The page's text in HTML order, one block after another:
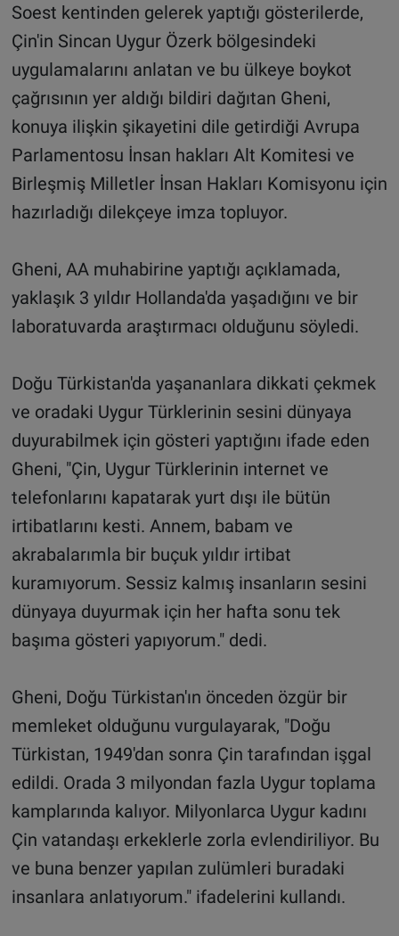
Soest kentinden gelerek yaptığı gösterilerde,
Çin'in Sincan Uygur Özerk bölgesindeki
uygulamalarını anlatan ve bu ülkeye boykot
çağrısının yer aldığı bildiri dağıtan Gheni,
konuya ilişkin şikayetini dile getirdiği Avrupa
Parlamentosu İnsan hakları Alt Komitesi ve
Birleşmiş Milletler İnsan Hakları Komisyonu için
hazırladığı dilekçeye imza topluyor.
Gheni, AA muhabirine yaptığı açıklamada,
yaklaşık 3 yıldır Hollanda'da yaşadığını ve bir
laboratuvarda araştırmacı olduğunu söyledi.
Doğu Türkistan'da yaşananlara dikkati çekmek
ve oradaki Uygur Türklerinin sesini dünyaya
duyurabilmek için gösteri yaptığını ifade eden
Gheni, "Çin, Uygur Türklerinin internet ve
telefonlarını kapatarak yurt dışı ile bütün
irtibatlarını kesti. Annem, babam ve
akrabalarımla bir buçuk yıldır irtibat
kuramıyorum. Sessiz kalmış insanların sesini
dünyaya duyurmak için her hafta sonu tek
başıma gösteri yapıyorum." dedi.
Gheni, Doğu Türkistan'ın önceden özgür bir
memleket olduğunu vurgulayarak, "Doğu
Türkistan, 1949'dan sonra Çin tarafından işgal
edildi. Orada 3 milyondan fazla Uygur toplama
kamplarında kalıyor. Milyonlarca Uygur kadını
Çin vatandaşı erkeklerle zorla evlendiriliyor. Bu
ve buna benzer yapılan zulümleri buradaki
insanlara anlatıyorum." ifadelerini kullandı.